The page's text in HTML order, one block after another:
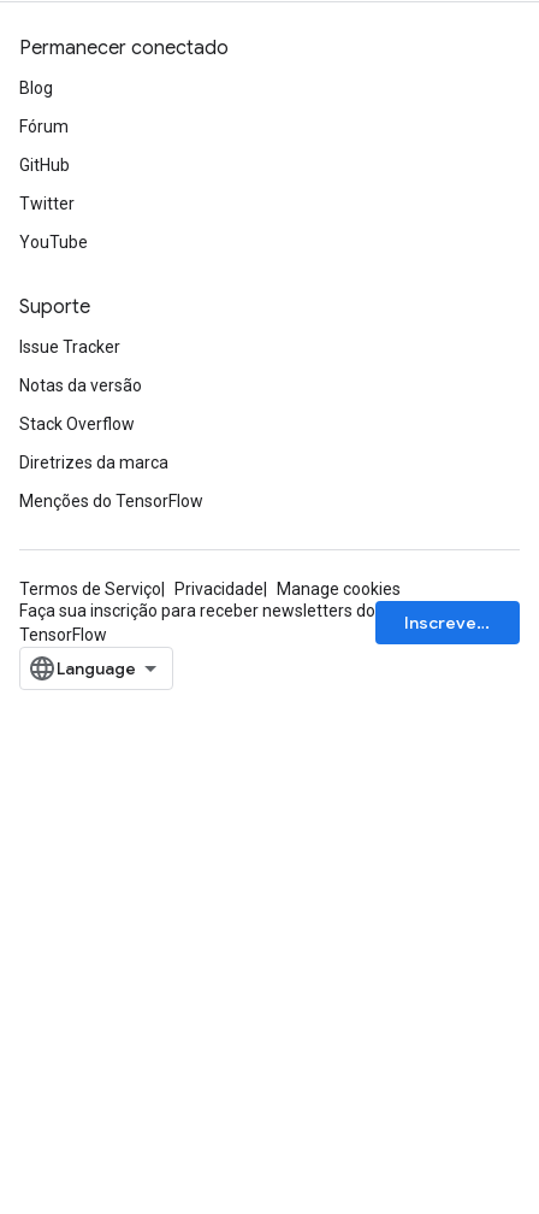
Permanecer conectado
Blog
Fórum
GitHub
Twitter
YouTube
Suporte
Issue Tracker
Notas da versão
Stack Overflow
Diretrizes da marca
Menções do TensorFlow
Termos de Serviço Privacidade
Manage cookies
Faça sua inscrição para receber newsletters do
TensorFlow
Inscrever-se